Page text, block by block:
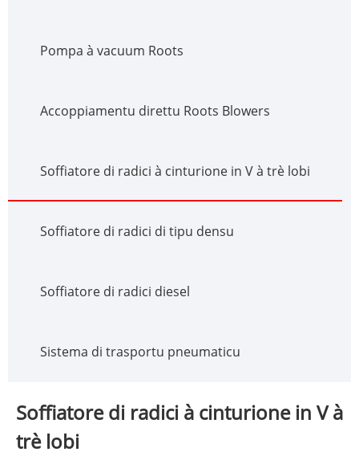
Pompa à vacuum Roots
Accoppiamentu direttu Roots Blowers
Soffiatore di radici à cinturione in V à trè lobi
Soffiatore di radici di tipu densu
Soffiatore di radici diesel
Sistema di trasportu pneumaticu
Soffiatore di radici à cinturione in V à
trè lobi